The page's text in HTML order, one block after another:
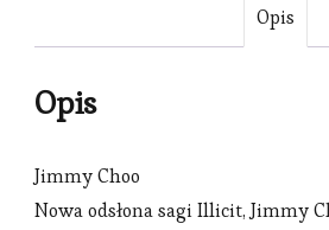
Opis
Opis
Jimmy Choo
Nowa odsłona sagi Illicit, Jimmy